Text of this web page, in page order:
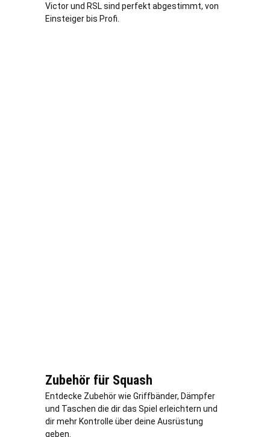
Victor und RSL sind perfekt abgestimmt, von
Einsteiger bis Profi.
Zubehör für Squash
Entdecke Zubehör wie Griffbänder, Dämpfer
und Taschen die dir das Spiel erleichtern und
dir mehr Kontrolle über deine Ausrüstung
geben.